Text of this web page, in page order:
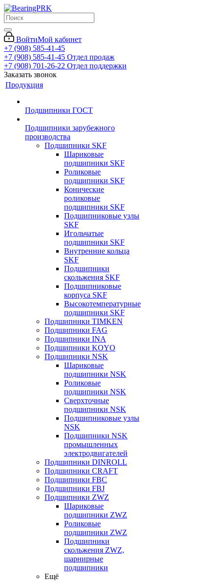
ВойтиМой кабинет
+7 (908) 585-41-45
+7 (908) 585-41-45 Отдел продаж
+7 (908) 701-26-22 Отдел поддержки
Заказать звонок
Продукция
Подшипники ГОСТ
Подшипники зарубежного
производства
Подшипники SKF
Шариковые
подшипники SKF
Роликовые
подшипники SKF
Конические
роликовые
подшипники SKF
Подшипниковые узлы
SKF
Игольчатые
подшипники SKF
Внутренние кольца
SKF
Подшипники
скольжения SKF
Подшипниковые
корпуса SKF
Высокотемпературные
подшипники SKF
Подшипники TIMKEN
Подшипники FAG
Подшипники INA
Подшипники KOYO
Подшипники NSK
Шариковые
подшипники NSK
Роликовые
подшипники NSK
Сверхточные
подшипники NSK
Подшипниковые узлы
NSK
Подшипники NSK
промышленных
электродвигателей
Подшипники DINROLL
Подшипники CRAFT
Подшипники FBC
Подшипники FBJ
Подшипники ZWZ
Шариковые
подшипники ZWZ
Роликовые
подшипники ZWZ
Подшипники
скольжения ZWZ,
шарнирные
подшипники
Ещё